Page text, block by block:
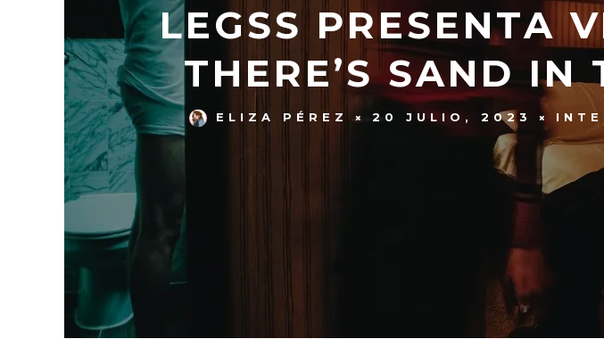
LEGSS PRESENTA
THERE’S SAND IN
ELIZA PÉREZ 20 JULIO, 2023